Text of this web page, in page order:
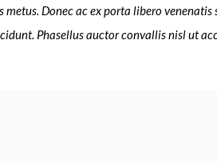
Donec ac ex porta libero
Phasellus auctor convallis nisl ut